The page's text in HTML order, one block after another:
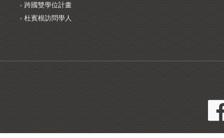
跨國雙學位計畫
杜賓根訪問學人